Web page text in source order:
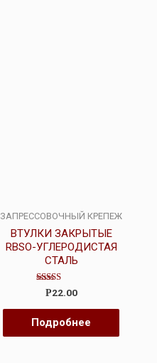
ЗАПРЕССОВОЧНЫЙ КРЕПЕЖ
ВТУЛКИ ЗАКРЫТЫЕ
RBSO-УГЛЕРОДИСТАЯ
СТАЛЬ
Оценка
4.00
из 5
Р22.00
Подробнее